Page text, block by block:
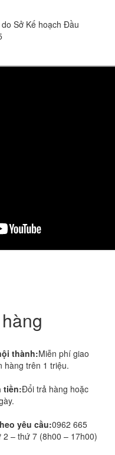
Sở Kế hoạch Đầu
thành:Miễn phí giao
hàng trên 1 triệu.
tiền:Đổi trả hàng hoặc
yêu cầu:0962 665
– thứ 7 (8h00 – 17h00)